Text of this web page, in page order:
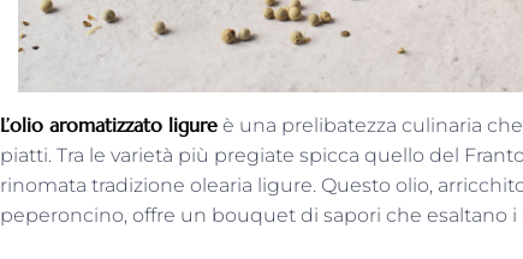
L’olio aromatizzato ligure è una prelibatezza culinaria
piatti. Tra le varietà più pregiate spicca quello del
rinomata tradizione olearia ligure. Questo olio,
peperoncino, offre un bouquet di sapori che esaltano